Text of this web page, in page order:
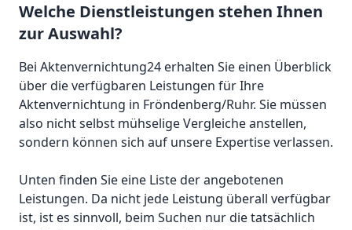
Welche Dienstleistungen stehen Ihnen
zur Auswahl?
Bei Aktenvernichtung24 erhalten Sie einen Überblick
über die verfügbaren Leistungen für Ihre
Aktenvernichtung in Fröndenberg/Ruhr. Sie müssen
also nicht selbst mühselige Vergleiche anstellen,
sondern können sich auf unsere Expertise verlassen.
Unten finden Sie eine Liste der angebotenen
Leistungen. Da nicht jede Leistung überall verfügbar
ist, ist es sinnvoll, beim Suchen nur die tatsächlich